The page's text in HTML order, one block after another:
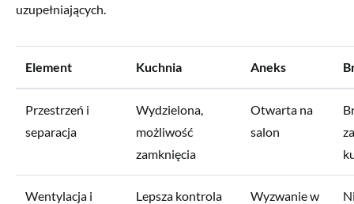
uzupełniających.
Element Kuchnia Aneks
Przestrzeń i
separacja
Wydzielona,
możliwość
zamknięcia
Otwarta na
salon
Wentylacja i
Lepsza kontrola
Wyzwanie w